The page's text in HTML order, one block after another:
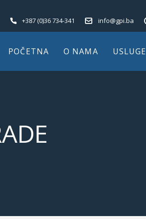
+387 (0)36 734-341 info@gpi.ba
POČETNA O NAMA USLUGE